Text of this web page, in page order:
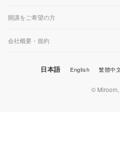
開講をご希望の方
会社概要・規約
日本語 English 繁體中
© Miroom,